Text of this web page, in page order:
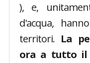
), e,
d'acqua,
territori. La
ora a tutto il